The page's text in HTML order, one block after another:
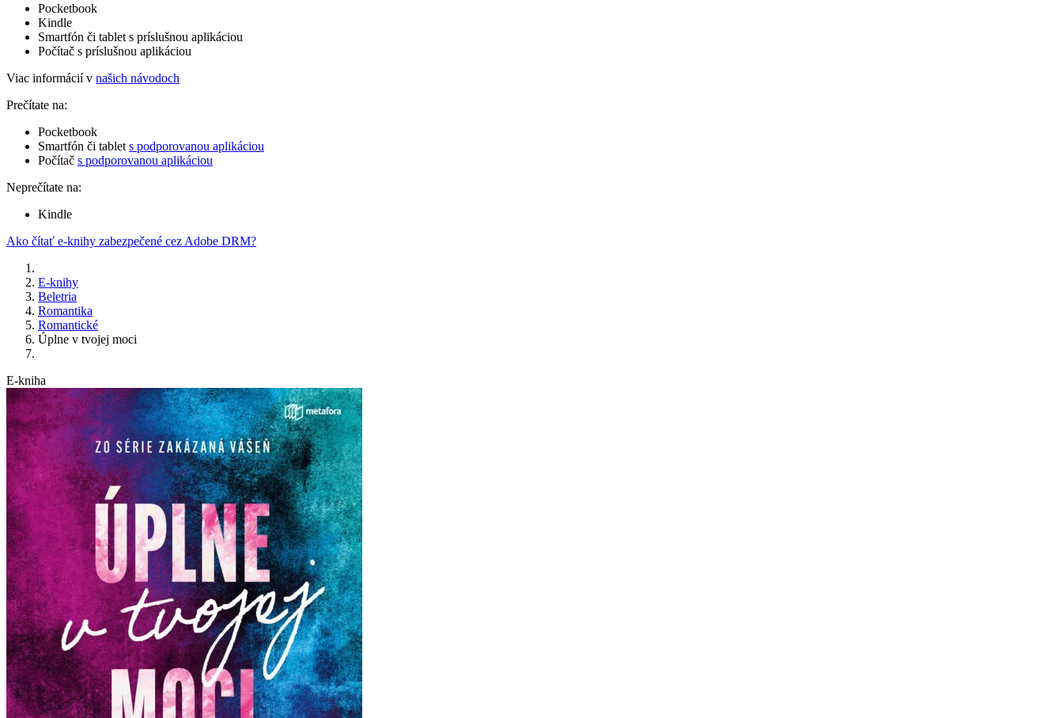
Pocketbook
Kindle
Smartfón či tablet s príslušnou aplikáciou
Počítač s príslušnou aplikáciou
Viac informácií v našich návodoch
Prečítate na:
Pocketbook
Smartfón či tablet s podporovanou aplikáciou
Počítač s podporovanou aplikáciou
Neprečítate na:
Kindle
Ako čítať e-knihy zabezpečené cez Adobe DRM?
E-knihy
Beletria
Romantika
Romantické
Úplne v tvojej moci
E-kniha